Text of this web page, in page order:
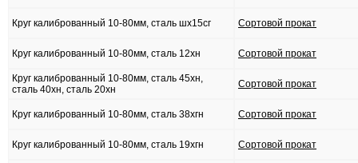
Круг калиброванный 10-80мм, сталь шх15сг Сортовой прокат
Круг калиброванный 10-80мм, сталь 12хн Сортовой прокат
Круг калиброванный 10-80мм, сталь 45хн,
сталь 40хн, сталь 20хн
Сортовой прокат
Круг калиброванный 10-80мм, сталь 38хгн Сортовой прокат
Круг калиброванный 10-80мм, сталь 19хгн Сортовой прокат